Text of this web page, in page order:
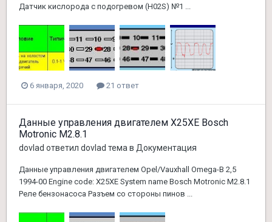
Датчик кислорода с подогревом (H02S) №1 ...
6 января, 2020 21 ответ
Данные управления двигателем X25XE Bosch
Motronic M2.8.1
dovlad ответил dovlad тема в Документация
Данные управления двигателем Opel/Vauxhall Omega-B 2,5
1994-00 Engine code: X25XE System name Bosch Motronic M2.8.1
Реле бензонасоса Разъем со стороны пинов ...